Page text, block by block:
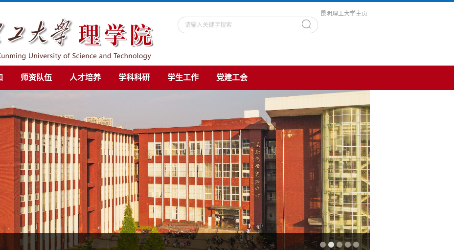
昆明理工大学主页
师资队伍 人才培养 学科科研 学生工作 党建工会